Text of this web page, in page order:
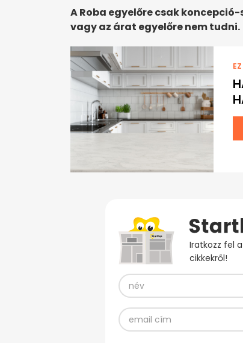
A Roba egyelőre csak
vagy az árat egyelőre nem tudni.
Iratkozz fel
cikkekről!